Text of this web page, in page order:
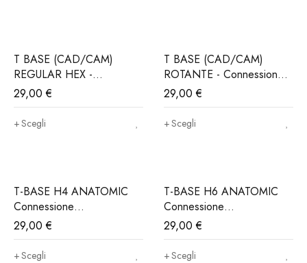
T BASE (CAD/CAM)
REGULAR HEX -
Connessione
ALPHABIO®, MIS®,
NORIS®..(Iva e trasporto
29,00€
Scegli
T BASE (CAD/CAM)
ROTANTE - Connessione
ALPHABIO®, MIS®,
NORIS®..(Iva e trasporto
incluso)
29,00€
Scegli
T-BASE H4 ANATOMIC
Connessione
ALPHABIO®, MIS®,
NORIS®..(Iva e Trasporto
incluso)
29,00€
Scegli
T-BASE H6 ANATOMIC
Connessione
ALPHABIO®, MIS®,
NORIS®..(Iva e Trasporto
incluso)
29,00€
Scegli